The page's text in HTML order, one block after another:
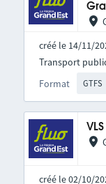
créé le 14/11/
Format GTFS
Transport
créé le 02/10/